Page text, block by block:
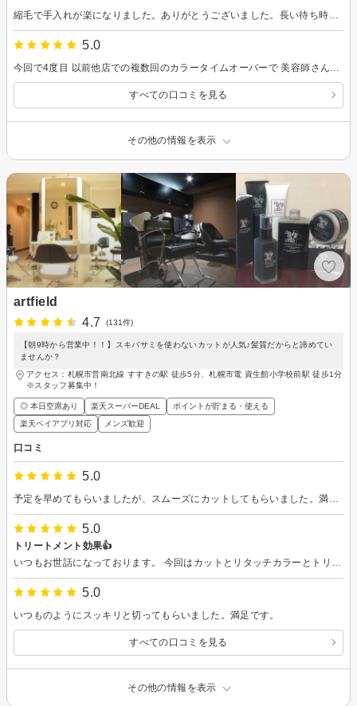
5.0
すべての口コミを見る
その他の情報を表示
artfield
4.7
(131件)
【朝9時から営業中！！】スキバサミを使わないカットが人気♪髪質だからと諦めてい
ませんか？
アクセス：札幌市営南北線 すすきの駅 徒歩5分、札幌市電 資生館小学校前駅 徒歩1分
※スタッフ募集中！
◎ 本日空席あり 楽天スーパーDEAL
ポイントが貯まる・使える
楽天ペイアプリ対応
メンズ歓迎
口コミ
5.0
5.0
トリートメント効果👍
5.0
いつものようにスッキリと切ってもらいました。満足です。
すべての口コミを見る
その他の情報を表示